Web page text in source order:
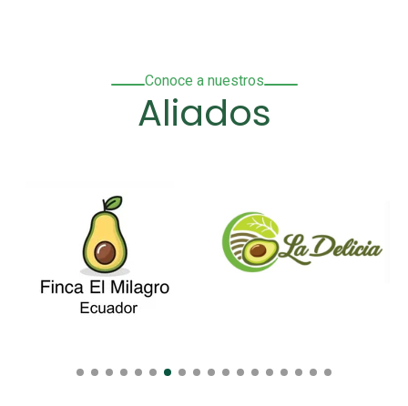
Conoce a nuestros
Aliados